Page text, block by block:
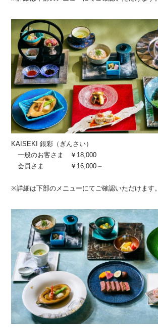
KAISEKI 銀彩（ぎんさい）
一般のお客さま ￥18,000
会員さま ￥16,000～
※詳細は下部のメニューにてご確認いただけます。